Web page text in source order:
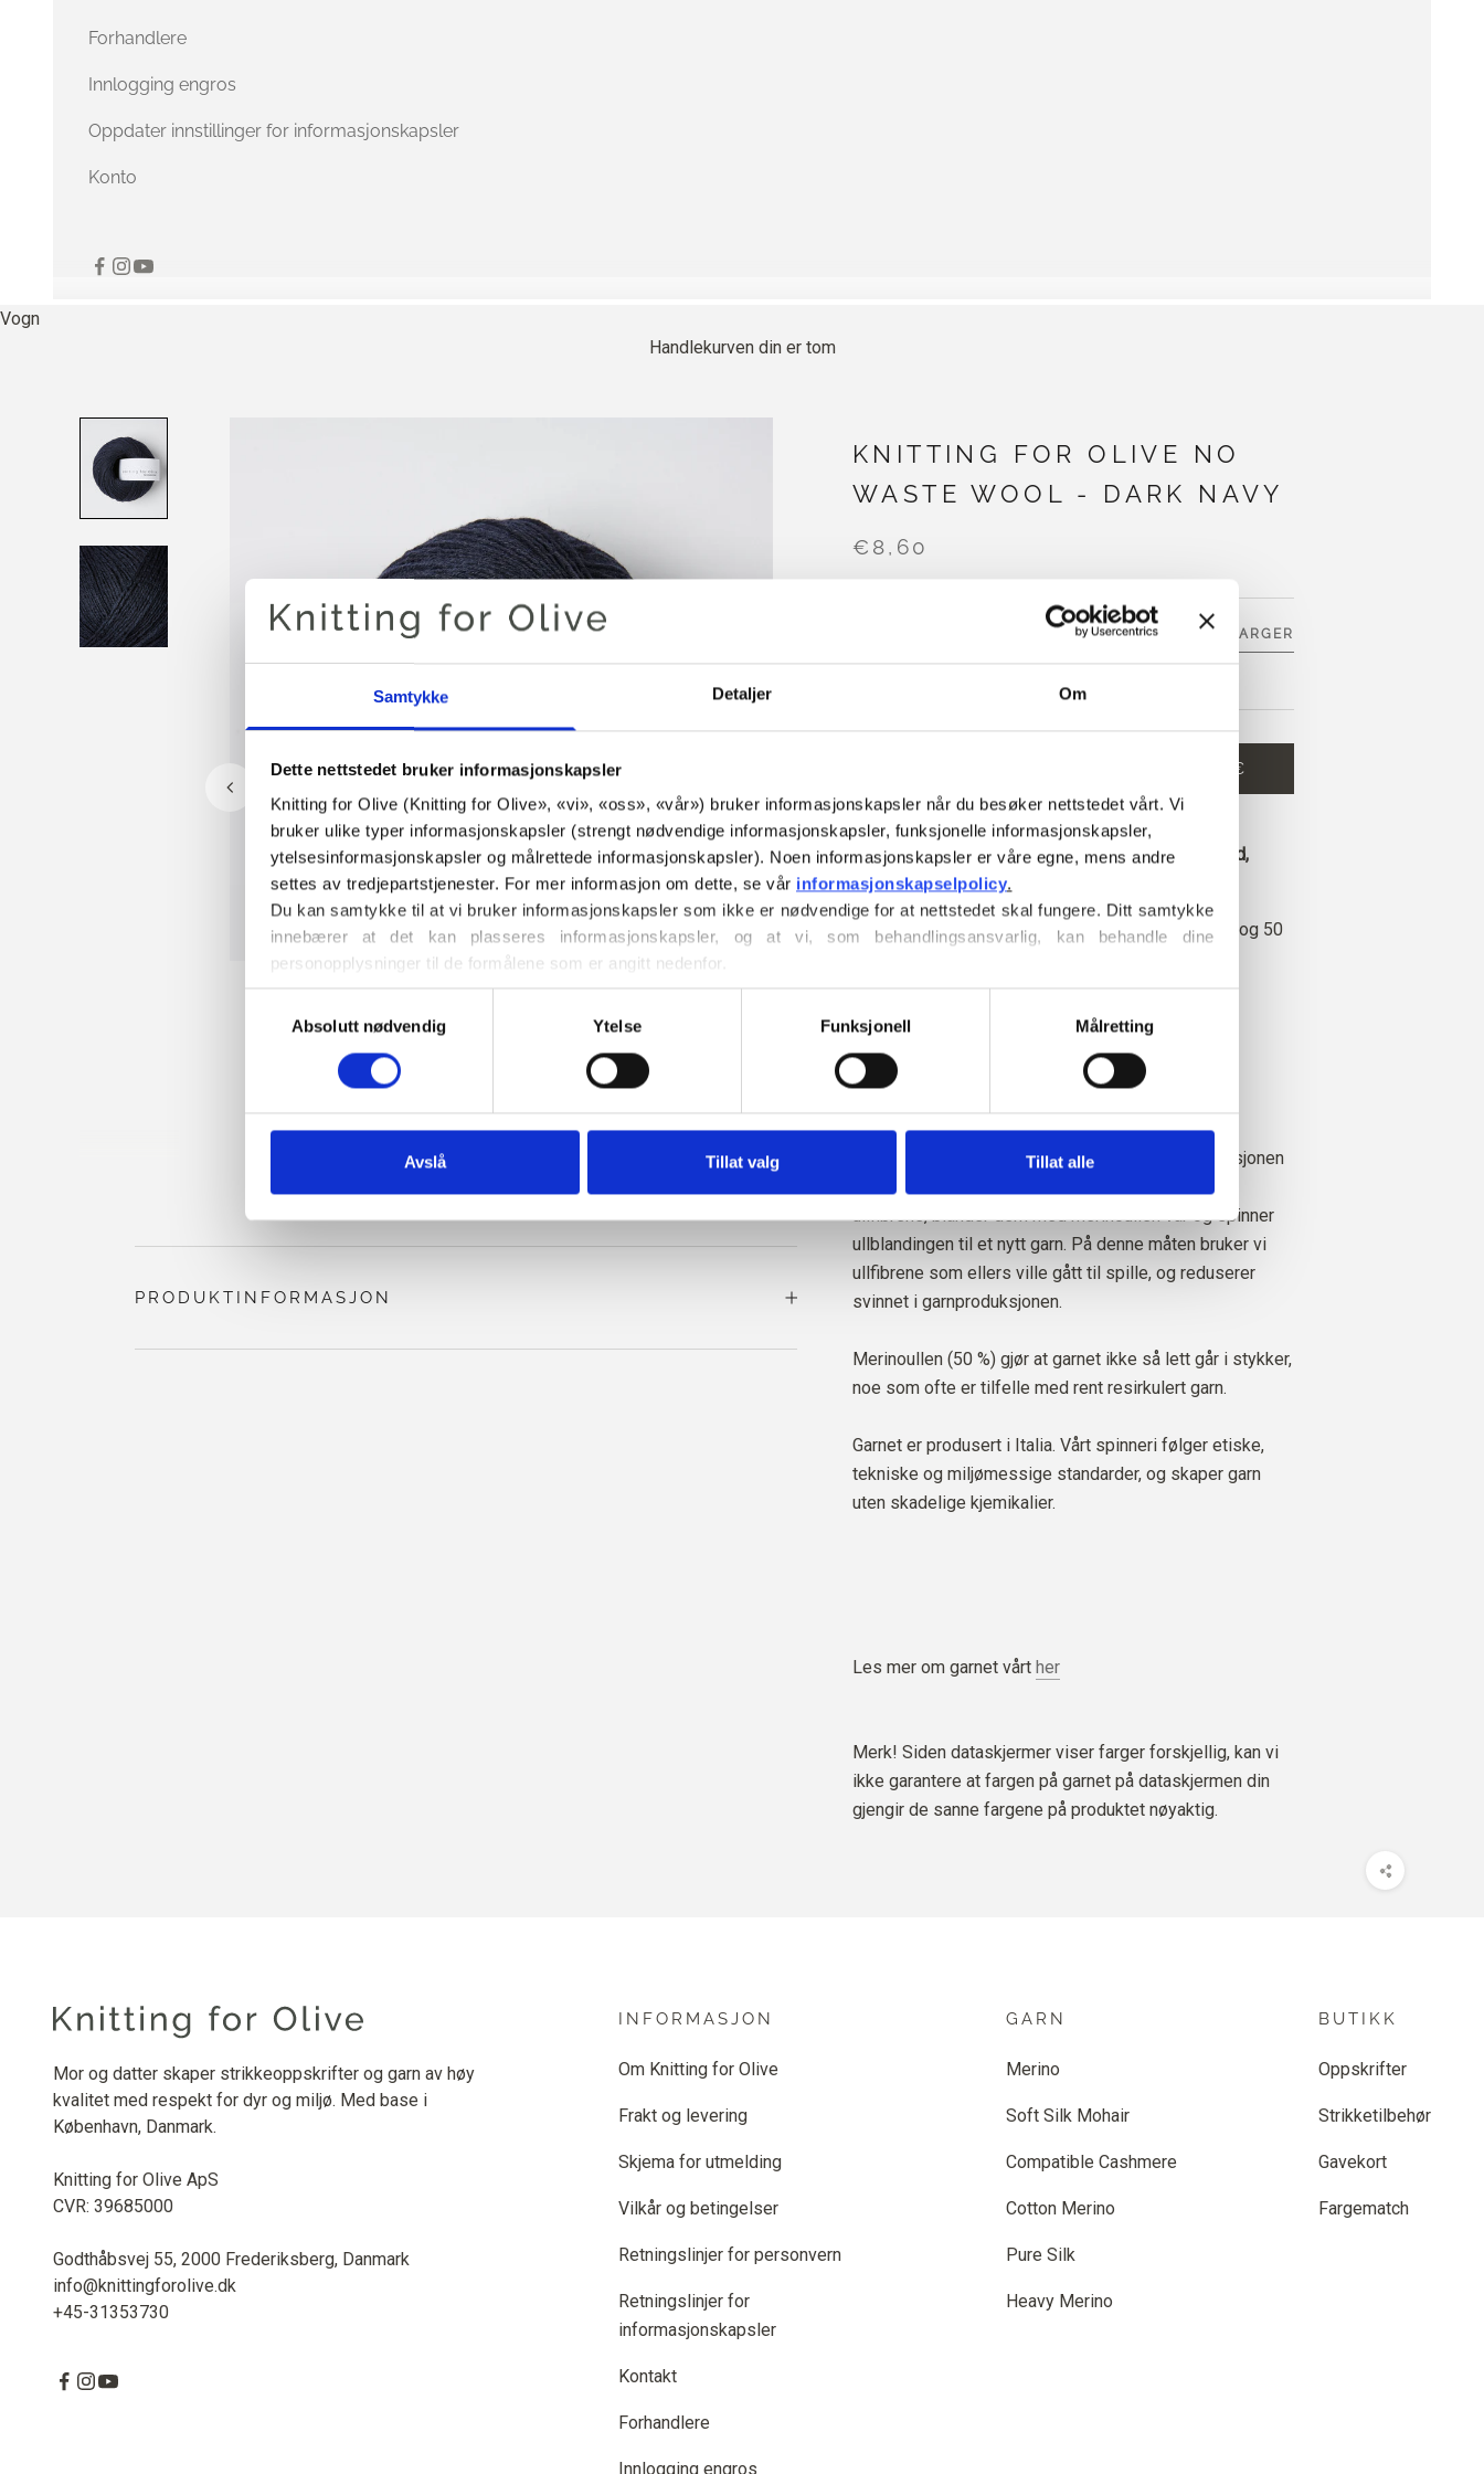
Samtykke Detaljer Om
Dette nettstedet bruker informasjonskapsler
Knitting for Olive (Knitting for Olive», «vi», «oss», «vår») bruker informasjonskapsler når du besøker nettstedet vårt. Vi
bruker ulike typer informasjonskapsler (strengt nødvendige informasjonskapsler, funksjonelle informasjonskapsler,
ytelsesinformasjonskapsler og målrettede informasjonskapsler). Noen informasjonskapsler er våre egne, mens andre
settes av tredjepartstjenester. For mer informasjon om dette, se vår informasjonskapselpolicy.
Du kan samtykke til at vi bruker informasjonskapsler som ikke er nødvendige for at nettstedet skal fungere. Ditt samtykke
innebærer at det kan plasseres informasjonskapsler, og at vi, som behandlingsansvarlig, kan behandle dine
personopplysninger til de formålene som er angitt nedenfor.
Du kan når som helst endre eller trekke tilbake ditt samtykke via vår retningslinjer for informasjonskapsler, hvor du
også finner informasjon om hvordan du blokkerer og sletter informasjonskapsler.
Absolutt nødvendig Ytelse Funksjonell Målretting
Avslå Tillat valg Tillat alle
Forhandlere
Innlogging engros
Oppdater innstillinger for informasjonskapsler
Konto
Vogn
Handlekurven din er tom
KNITTING FOR OLIVE NO
WASTE WOOL - DARK NAVY
€8,60
SE 9 ANDRE FARGER
8,60 €
Bruk€100,0mer og få gratis frakt innen EU!
Bestillinger som legges inn før kl. 13.00 norsk tid,
sendes samme dag
Vår No Waste Wool er laget av 50 % resirkulert ull og 50
Garnet er sporbart og mulesingfrei.
Garnet er veldig mykt og har en vakker og ullaktig
Den resirkulerte ullen er et restprodukt fra produksjonen
av andre ullgarner. Vi samler inn de overskytende
ullfibrene, blander dem med merinoullen vår og spinner
ullblandingen til et nytt garn. På denne måten bruker vi
ullfibrene som ellers ville gått til spille, og reduserer
svinnet i garnproduksjonen.
Merinoullen (50 %) gjør at garnet ikke så lett går i stykker,
noe som ofte er tilfelle med rent resirkulert garn.
Garnet er produsert i Italia. Vårt spinneri følger etiske,
tekniske og miljømessige standarder, og skaper garn
uten skadelige kjemikalier.
Les mer om garnet vårt her
Merk! Siden dataskjermer viser farger forskjellig, kan vi
ikke garantere at fargen på garnet på dataskjermen din
gjengir de sanne fargene på produktet nøyaktig.
PRODUKTINFORMASJON
Mor og datter skaper strikkeoppskrifter og garn av høy
kvalitet med respekt for dyr og miljø. Med base i
København, Danmark.
Knitting for Olive ApS
CVR: 39685000
Godthåbsvej 55, 2000 Frederiksberg, Danmark
info@knittingforolive.dk
+45-31353730
INFORMASJON
Om Knitting for Olive
Frakt og levering
Skjema for utmelding
Vilkår og betingelser
Retningslinjer for personvern
Retningslinjer for
informasjonskapsler
Kontakt
Forhandlere
Innlogging engros
GARN
Merino
Soft Silk Mohair
Compatible Cashmere
Cotton Merino
Pure Silk
Heavy Merino
BUTIKK
Oppskrifter
Strikketilbehør
Gavekort
Fargematch